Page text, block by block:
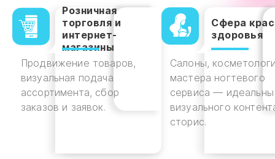
Розничная
торговля и
интернет-
магазины
Продвижение товаров,
визуальная подача
ассортимента, сбор
заказов и заявок.
Сфера
здоровья
Салоны,
мастера ногтевого
сервиса —
визуального
сторис.